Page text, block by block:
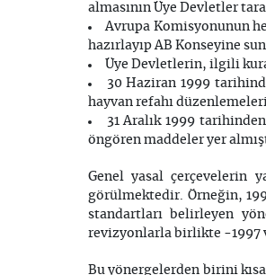
almasının Üye Devletler
Avrupa Komisyonunun
hazırlayıp AB Konseyine
Üye Devletlerin, ilgili
30 Haziran 1999
hayvan refahı
31 Aralık 1999
öngören maddeler yer
Genel yasal çerçevelerin
görülmektedir. Örneğin,
standartları belirleyen
revizyonlarla birlikte -1997
Bu yönergelerden birini